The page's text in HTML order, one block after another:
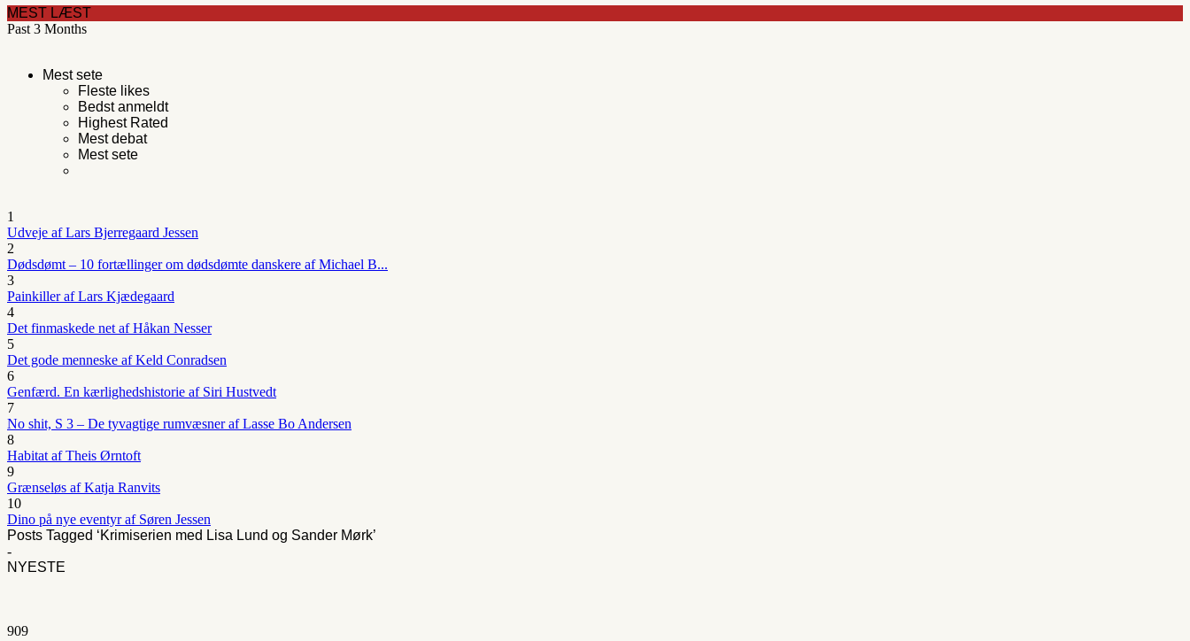
MEST LÆST
Past 3 Months
Mest sete
Fleste likes
Bedst anmeldt
Highest Rated
Mest debat
Mest sete
1
Udveje af Lars Bjerregaard Jessen
2
Dødsdømt – 10 fortællinger om dødsdømte danskere af Michael B...
3
Painkiller af Lars Kjædegaard
4
Det finmaskede net af Håkan Nesser
5
Det gode menneske af Keld Conradsen
6
Genfærd. En kærlighedshistorie af Siri Hustvedt
7
No shit, S 3 – De tyvagtige rumvæsner af Lasse Bo Andersen
8
Habitat af Theis Ørntoft
9
Grænseløs af Katja Ranvits
10
Dino på nye eventyr af Søren Jessen
Posts Tagged ‘Krimiserien med Lisa Lund og Sander Mørk’
-
NYESTE
909